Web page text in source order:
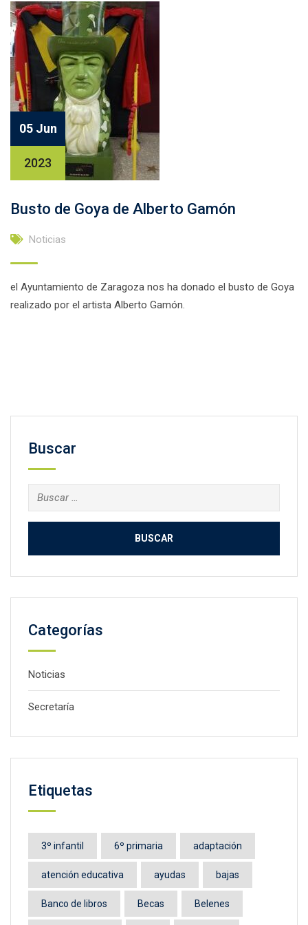
05 Jun
2023
Busto de Goya de Alberto Gamón
Noticias
el Ayuntamiento de Zaragoza nos ha donado el busto de Goya
realizado por el artista Alberto Gamón.
Buscar
Buscar:
Categorías
Noticias
Secretaría
Etiquetas
3º infantil 6º primaria adaptación
atención educativa ayudas bajas
Banco de libros Becas Belenes